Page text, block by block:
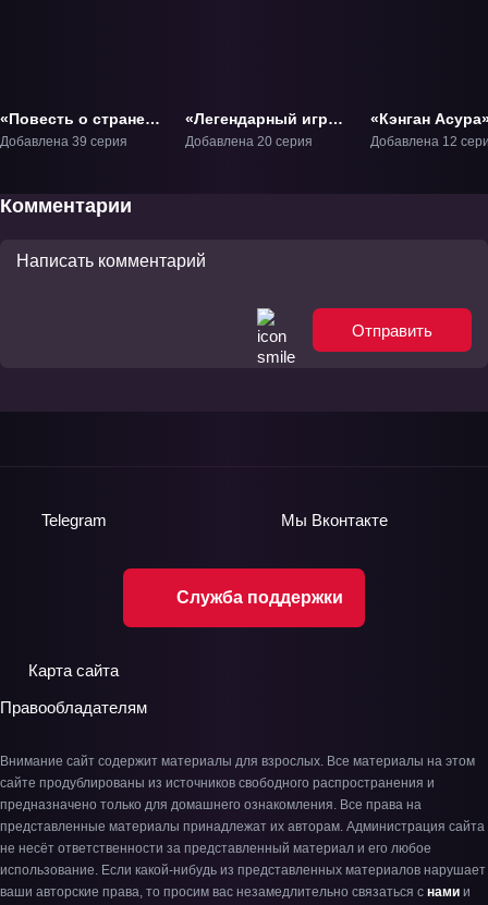
«Повесть о стране
цветных облаков»
Добавлена 39 серия
«Легендарный игрок
Тэцуя» ТВ-1
Добавлена 20 серия
«Кэнган
ТВ-1.1
Добавлена 12
Комментарии
Отправить
Служба поддержки
Telegram Мы Вконтакте
Карта сайта
Правообладателям
Внимание сайт содержит материалы для взрослых. Все материалы на этом
сайте продублированы из источников свободного распространения и
предназначено только для домашнего ознакомления. Все права на
представленные материалы принадлежат их авторам. Администрация сайта
не несёт ответственности за представленный материал и его любое
использование. Если какой-нибудь из представленных материалов нарушает
ваши авторские права, то просим вас незамедлительно связаться с нами и